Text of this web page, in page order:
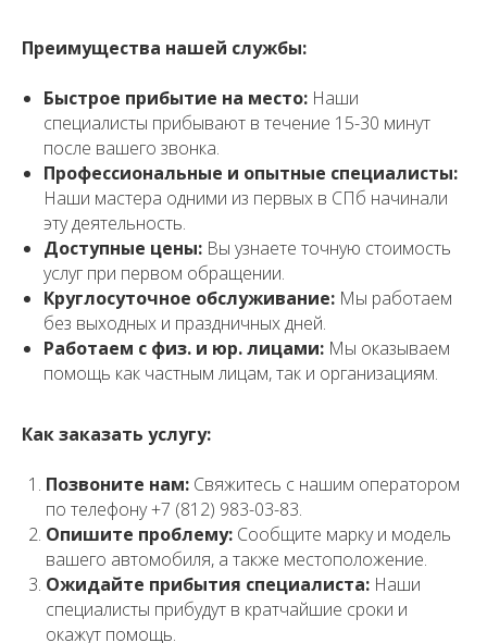
Преимущества нашей службы:
Быстрое прибытие на место: Наши
специалисты прибывают в течение 15-30 минут
после вашего звонка.
Профессиональные и опытные специалисты:
Наши мастера одними из первых в СПб начинали
эту деятельность.
Доступные цены: Вы узнаете точную стоимость
услуг при первом обращении.
Круглосуточное обслуживание: Мы работаем
без выходных и праздничных дней.
Работаем с физ. и юр. лицами: Мы оказываем
помощь как частным лицам, так и организациям.
Как заказать услугу:
Позвоните нам: Свяжитесь с нашим оператором
по телефону +7 (812) 983-03-83.
Опишите проблему: Сообщите марку и модель
вашего автомобиля, а также местоположение.
Ожидайте прибытия специалиста: Наши
специалисты прибудут в кратчайшие сроки и
окажут помощь.